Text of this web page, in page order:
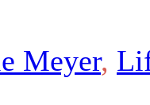
Meyer,